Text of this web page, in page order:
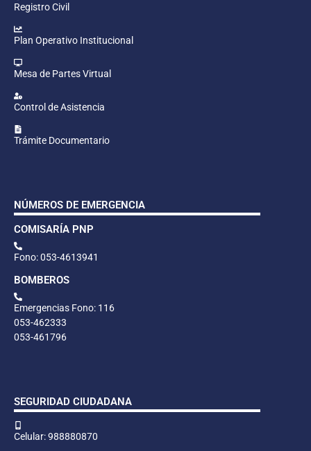
Registro Civil
Plan Operativo Institucional
Mesa de Partes Virtual
Control de Asistencia
Trámite Documentario
NÚMEROS DE EMERGENCIA
COMISARÍA PNP
Fono: 053-4613941
BOMBEROS
Emergencias Fono: 116
053-462333
053-461796
SEGURIDAD CIUDADANA
Celular: 988880870